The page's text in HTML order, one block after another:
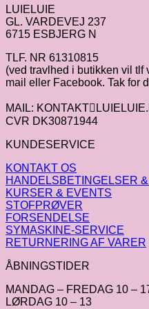
kr.59.00.
LUIELUIE
GL. VARDEVEJ 237
6715 ESBJERG N
TLF. NR 61310815
(ved travlhed i butikken vil
mail eller Facebook. Tak for
MAIL:
CVR DK30871944
KUNDESERVICE
KONTAKT OS
HANDELSBETINGELSER
KURSER & EVENTS
STOFPRØVER
FORSENDELSE
SYMASKINE-SERVICE
RETURNERING AF VARER
ÅBNINGSTIDER
MANDAG – FREDAG 10 –
LØRDAG 10 – 13